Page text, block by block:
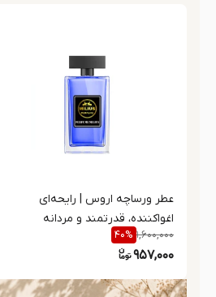
عطر ورساچه اروس | رایحه‌ای
اغواکننده، قدرتمند و مردانه
1,600,000
40%
957,000